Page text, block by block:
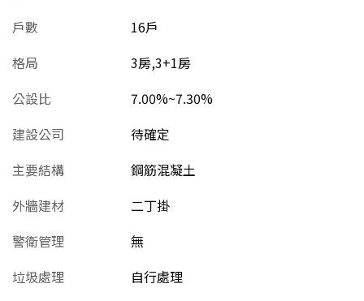
戶數
16戶
格局
3房,3+1房
公設比
7.00%~7.30%
建設公司
待確定
主要結構
鋼筋混凝土
外牆建材
二丁掛
警衛管理
無
垃圾處理
自行處理